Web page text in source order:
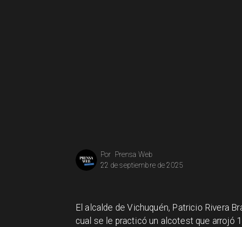
Prensa Web
Por
22 de septiembre de 2025
El alcalde de Vichuquén, Patricio Rivera
cual se le practicó un alcotest que arrojó